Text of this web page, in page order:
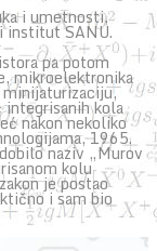
i umetnosti,
institut SANU.
pa potom
mikroelektronika
minijaturizaciju,
integrisanih kola
nakon nekoliko
1965.
naziv „Murov
kolu
je postao
i sam bio